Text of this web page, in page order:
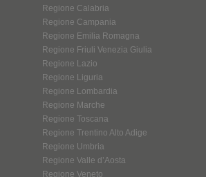
Regione Calabria
Regione Campania
Regione Emilia Romagna
Regione Friuli Venezia Giulia
Regione Lazio
Regione Liguria
Regione Lombardia
Regione Marche
Regione Toscana
Regione Trentino Alto Adige
Regione Umbria
Regione Valle d’Aosta
Regione Veneto